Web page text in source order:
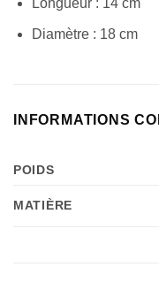
Longueur : 14 cm
Diamètre : 18 cm
INFORMATIONS
POIDS
MATIÈRE